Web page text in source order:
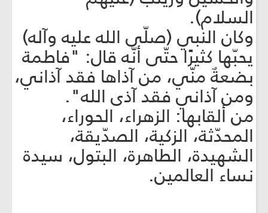
السلام).
وكان النبي (صلّى الله عليه وآله)
يحبّها كثيرًا حتّى أنّه قال: "فاطمة
بضعةٌ منّي، من آذاها فقد آذاني،
ومن آذاني فقد آذى الله".
من ألقابها: الزهراء، الحوراء،
المحدّثة، الزكية، الصدّيقة،
الشهيدة، الطاهرة، البتول، سيدة
نساء العالمين.